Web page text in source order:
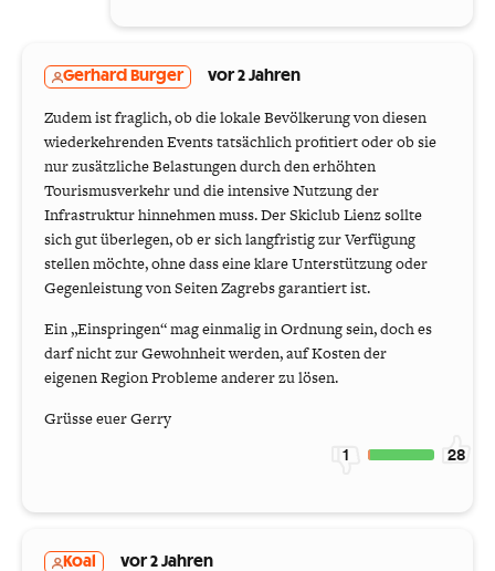
Gerhard Burger vor 2 Jahren
Zudem ist fraglich, ob die lokale Bevölkerung von diesen
wiederkehrenden Events tatsächlich profitiert oder ob sie
nur zusätzliche Belastungen durch den erhöhten
Tourismusverkehr und die intensive Nutzung der
Infrastruktur hinnehmen muss. Der Skiclub Lienz sollte
sich gut überlegen, ob er sich langfristig zur Verfügung
stellen möchte, ohne dass eine klare Unterstützung oder
Gegenleistung von Seiten Zagrebs garantiert ist.
Ein „Einspringen“ mag einmalig in Ordnung sein, doch es
darf nicht zur Gewohnheit werden, auf Kosten der
eigenen Region Probleme anderer zu lösen.
Grüsse euer Gerry
1 28
Koal vor 2 Jahren